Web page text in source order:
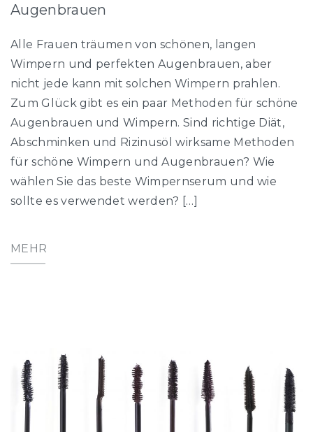
Augenbrauen
Alle Frauen träumen von schönen, langen
Wimpern und perfekten Augenbrauen, aber
nicht jede kann mit solchen Wimpern prahlen.
Zum Glück gibt es ein paar Methoden für schöne
Augenbrauen und Wimpern. Sind richtige Diät,
Abschminken und Rizinusöl wirksame Methoden
für schöne Wimpern und Augenbrauen? Wie
wählen Sie das beste Wimpernserum und wie
sollte es verwendet werden? […]
MEHR